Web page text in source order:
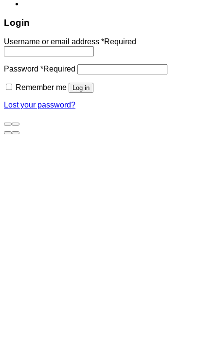
Login
Username or email address *Required
Password *Required
Remember me Log in
Lost your password?